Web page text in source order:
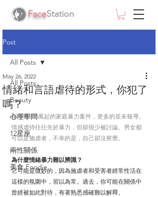
FaceStation
Post
All Posts
Beauty
心理學問
12星座
兩性關係
美食 Foodie
All Posts
情緒和言語虐待的形式，你犯了
嗎？
May 26, 2022
每年有300萬起的家庭暴力案件，更多的並未報導。
情感虐待往往先於暴力，但卻很少被討論。男女都
可以是施虐者，不幸的是，自己卻沒察覺。
為什麼情緒暴力難以辨識？
它可能是微妙的，因為施虐者和受害者經常性活在
這樣的氛圍中，習以為常。過去，你可能在關係中
曾經被如此對待，有著熟悉感確難以解釋。